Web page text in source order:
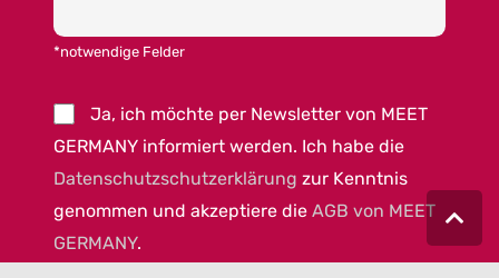
*notwendige Felder
Ja, ich möchte per Newsletter von MEET
GERMANY informiert werden. Ich habe die
Datenschutzschutzerklärung zur Kenntnis
genommen und akzeptiere die AGB von MEET
GERMANY.